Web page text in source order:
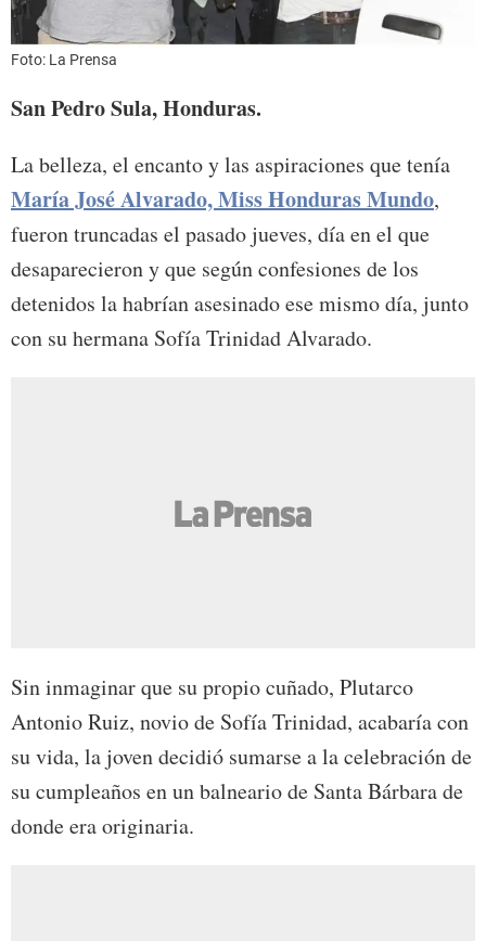
Foto: La Prensa
San Pedro Sula, Honduras.
La belleza, el encanto y las aspiraciones que tenía
María José Alvarado, Miss Honduras Mundo,
fueron truncadas el pasado jueves, día en el que
desaparecieron y que según confesiones de los
detenidos la habrían asesinado ese mismo día, junto
con su hermana Sofía Trinidad Alvarado.
Sin inmaginar que su propio cuñado, Plutarco
Antonio Ruiz, novio de Sofía Trinidad, acabaría con
su vida, la joven decidió sumarse a la celebración de
su cumpleaños en un balneario de Santa Bárbara de
donde era originaria.